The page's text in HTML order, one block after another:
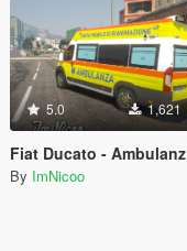
5.0 1,621
Fiat Ducato - Ambulanza 118 ( Paintjob | Fivem )
By ImNicoo